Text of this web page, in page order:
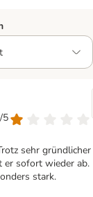
5
sehr gründlicher
er sofort wieder ab.
stark.